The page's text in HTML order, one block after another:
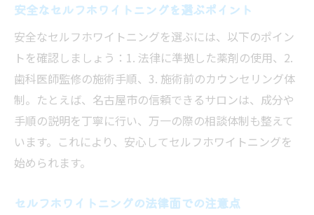
安全なセルフホワイトニングを選ぶポイント
安全なセルフホワイトニングを選ぶには、以下のポイン
トを確認しましょう：1. 法律に準拠した薬剤の使用、2.
歯科医師監修の施術手順、3. 施術前のカウンセリング体
制。たとえば、名古屋市の信頼できるサロンは、成分や
手順の説明を丁寧に行い、万一の際の相談体制も整えて
います。これにより、安心してセルフホワイトニングを
始められます。
セルフホワイトニングの法律面での注意点